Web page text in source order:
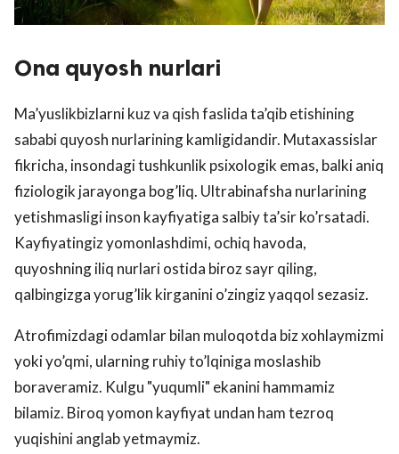
Ona quyosh nurlari
Ma’yuslikbizlarni kuz va qish faslida ta’qib etishining
sababi quyosh nurlarining kamligidandir. Mutaxassislar
fikricha, insondagi tushkunlik psixologik emas, balki aniq
fiziologik jarayonga bog’liq. Ultrabinafsha nurlarining
yetishmasligi inson kayfiyatiga salbiy ta’sir ko’rsatadi.
Kayfiyatingiz yomonlashdimi, ochiq havoda,
quyoshning iliq nurlari ostida biroz sayr qiling,
qalbingizga yorug’lik kirganini o’zingiz yaqqol sezasiz.
Atrofimizdagi odamlar bilan muloqotda biz xohlaymizmi
yoki yo’qmi, ularning ruhiy to’lqiniga moslashib
boraveramiz. Kulgu "yuqumli" ekanini hammamiz
bilamiz. Biroq yomon kayfiyat undan ham tezroq
yuqishini anglab yetmaymiz.